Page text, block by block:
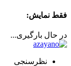
فقط نمایش:
در حال بارگیری...
نظرسنجی